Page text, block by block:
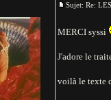
Sujet: Re:
MERCI syssi
J'adore le
voilà le texte